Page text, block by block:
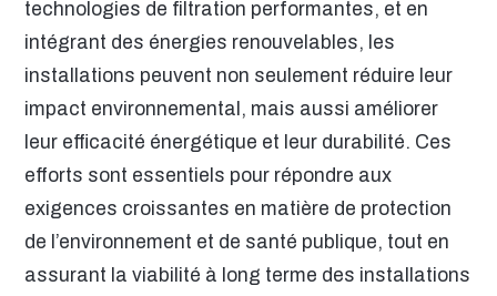
technologies de filtration performantes, et en
intégrant des énergies renouvelables, les
installations peuvent non seulement réduire leur
impact environnemental, mais aussi améliorer
leur efficacité énergétique et leur durabilité. Ces
efforts sont essentiels pour répondre aux
exigences croissantes en matière de protection
de l’environnement et de santé publique, tout en
assurant la viabilité à long terme des installations